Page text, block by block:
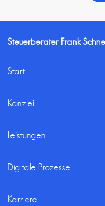
Steuerberater Frank Schnell
Start
Kanzlei
Leistungen
Digitale Prozesse
Karriere